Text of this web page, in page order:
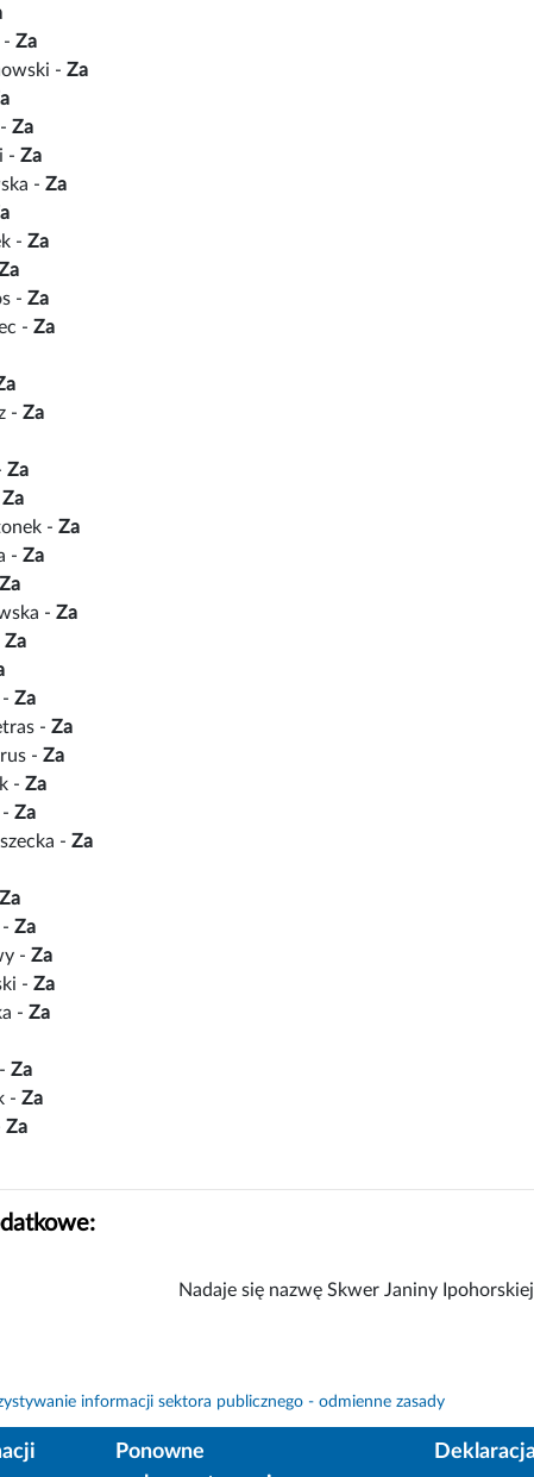
- Za
- Za
Za
- Za
- Za
- Za
- Za
- Za
- Za
Za
Za
- Za
- Za
Za
- Za
Za
Za
- Za
- Za
- Za
Za
- Za
Za
Za
- Za
- Za
- Za
Za
- Za
Za
Nadaje się nazwę Skwer Janiny
informacji sektora publicznego - odmienne zasady
Ponowne